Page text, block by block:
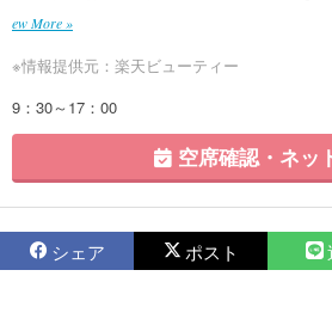
ew More »
※情報提供元：楽天ビューティー
9：30～17：00
空席確認・ネッ
シェア ポスト